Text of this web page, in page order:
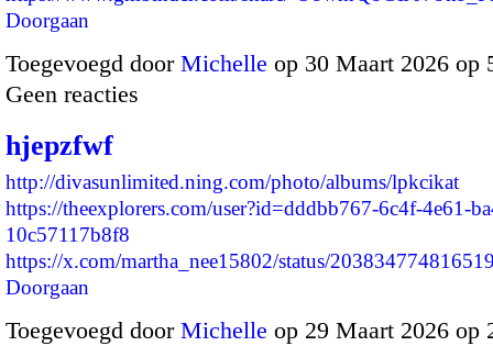
Doorgaan
Toegevoegd door Michelle op 30 Maart 2026
Geen reacties
hjepzfwf
http://divasunlimited.ning.com/photo/albums/lpkcikat
https://theexplorers.com/user?id=dddbb767-6c4f-4e61-
10c57117b8f8
https://x.com/martha_nee15802/status/
Doorgaan
Toegevoegd door Michelle op 29 Maart 2026